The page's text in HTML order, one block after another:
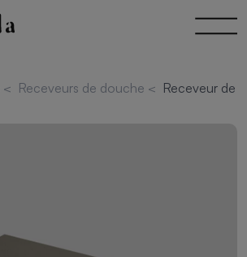
< Receveurs de douche < Receveur de